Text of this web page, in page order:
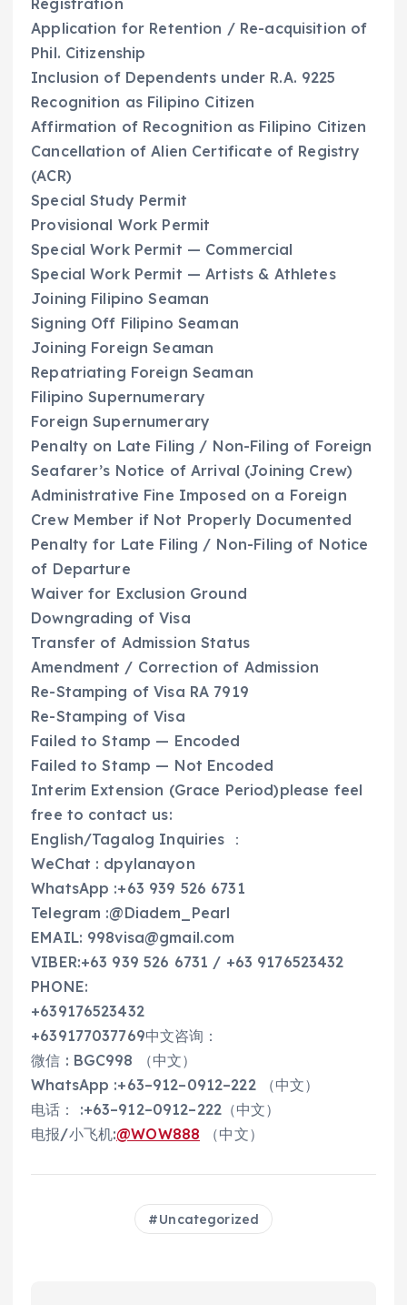
Application for Retention / Re-acquisition of
Phil. Citizenship
Inclusion of Dependents under R.A. 9225
Recognition as Filipino Citizen
Affirmation of Recognition as Filipino Citizen
Cancellation of Alien Certificate of Registry
(ACR)
Special Study Permit
Provisional Work Permit
Special Work Permit — Commercial
Special Work Permit — Artists & Athletes
Joining Filipino Seaman
Signing Off Filipino Seaman
Joining Foreign Seaman
Repatriating Foreign Seaman
Filipino Supernumerary
Foreign Supernumerary
Penalty on Late Filing / Non-Filing of Foreign
Seafarer’s Notice of Arrival (Joining Crew)
Administrative Fine Imposed on a Foreign
Crew Member if Not Properly Documented
Penalty for Late Filing / Non-Filing of Notice
of Departure
Waiver for Exclusion Ground
Downgrading of Visa
Transfer of Admission Status
Amendment / Correction of Admission
Re-Stamping of Visa RA 7919
Re-Stamping of Visa
Failed to Stamp — Encoded
Failed to Stamp — Not Encoded
Interim Extension (Grace Period)please feel
free to contact us:
English/Tagalog Inquiries ：
WeChat : dpylanayon
WhatsApp :+63 939 526 6731
Telegram :@Diadem_Pearl
EMAIL: 998visa@gmail.com
VIBER:+63 939 526 6731 / +63 9176523432
PHONE:
+639176523432
+639177037769中文咨询：
微信 : BGC998 （中文）
WhatsApp :+63–912–0912–222 （中文）
电话： :+63–912–0912–222（中文）
电报/小飞机:@WOW888 （中文）
Uncategorized